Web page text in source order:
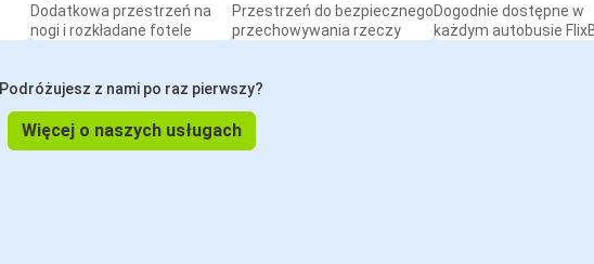
Dodatkowa przestrzeń na
nogi i rozkładane fotele
Przestrzeń do bezpiecznego
przechowywania rzeczy
Dogodnie dostępne w
każdym autobusie
Podróżujesz z nami po raz pierwszy?
Więcej o naszych usługach